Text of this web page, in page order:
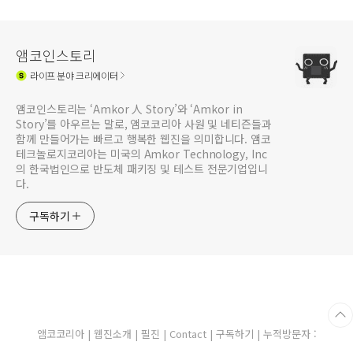
앰코인스토리
라이프분야 크리에이터
앰코인스토리는 ‘Amkor 人 Story’와 ‘Amkor in
Story’를 아우르는 말로, 앰코코리아 사원 및 네티즌들과
함께 만들어가는 빠르고 행복한 웹진을 의미합니다. 앰코
테크놀로지코리아는 미국의 Amkor Technology, Inc
의 한국법인으로 반도체 패키징 및 테스트 전문기업입니
다.
구독하기
앰코코리아| 웹진소개 | 필진 | Contact | 구독하기 | 누적방문자 :